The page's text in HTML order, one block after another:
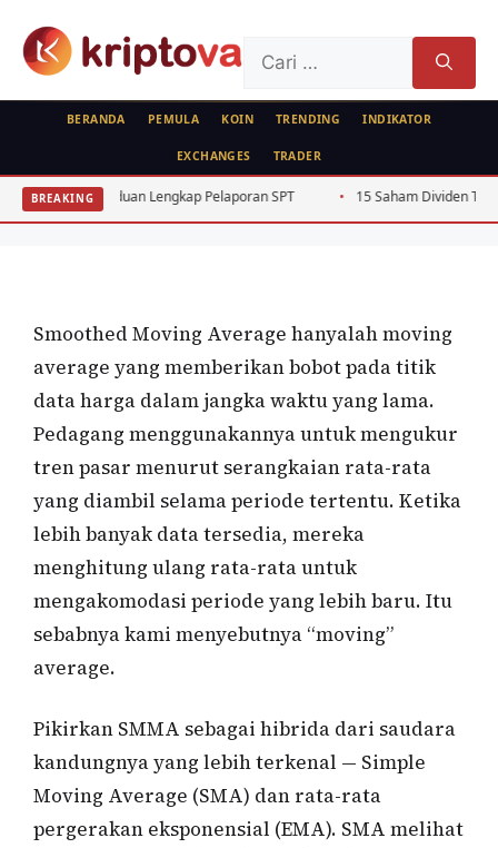
untuk:
BERANDA PEMULA KOIN TRENDING INDIKATOR
EXCHANGES TRADER
BREAKING
Panduan Lengkap Pelaporan SPT 15 Saham Dividen Tinggi BEJ
ANALISA TEKNIKAL RUJUKAN FEATURED
Smoothed Moving Average
Smoothed Moving Average hanyalah moving
average yang memberikan bobot pada titik
data harga dalam jangka waktu yang lama.
Pedagang menggunakannya untuk mengukur
tren pasar menurut serangkaian rata-rata
yang diambil selama periode tertentu. Ketika
lebih banyak data tersedia, mereka
menghitung ulang rata-rata untuk
mengakomodasi periode yang lebih baru. Itu
sebabnya kami menyebutnya “moving”
average.
Pikirkan SMMA sebagai hibrida dari saudara
kandungnya yang lebih terkenal — Simple
Moving Average (SMA) dan rata-rata
pergerakan eksponensial (EMA). SMA melihat